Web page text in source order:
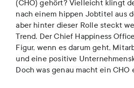
(CHO) gehört? Vielleicht klingt
nach einem hippen Jobtitel aus
aber hinter dieser Rolle steckt
Trend. Der Chief Happiness
Figur, wenn es darum geht,
und eine positive
Doch was genau macht ein CHO